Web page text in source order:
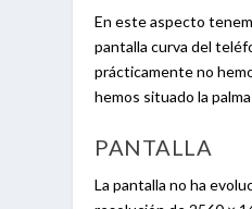
En este aspecto
pantalla curva del
prácticamente no
hemos situado la
PANTALLA
La pantalla no ha